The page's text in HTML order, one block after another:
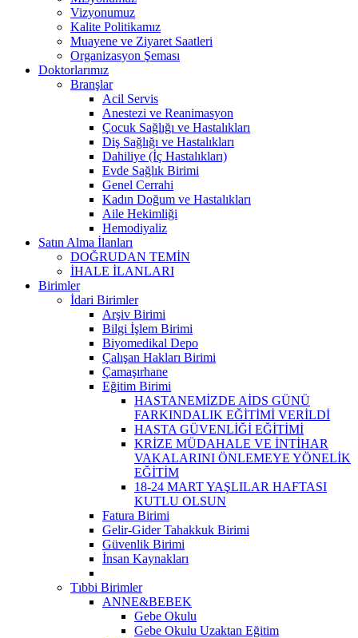
Vizyonumuz
Kalite Politikamız
Muayene ve Ziyaret Saatleri
Organizasyon Şeması
Doktorlarımız
Branşlar
Acil Servis
Anestezi ve Reanimasyon
Çocuk Sağlığı ve Hastalıkları
Diş Sağlığı ve Hastalıkları
Dahiliye (İç Hastalıkları)
Evde Sağlık Birimi
Genel Cerrahi
Kadın Doğum ve Hastalıkları
Aile Hekimliği
Hemodiyaliz
Satın Alma İlanları
DOĞRUDAN TEMİN
İHALE İLANLARI
Birimler
İdari Birimler
Arşiv Birimi
Bilgi İşlem Birimi
Biyomedikal Depo
Çalışan Hakları Birimi
Çamaşırhane
Eğitim Birimi
HASTANEMİZDE AİDS GÜNÜ
FARKINDALIK EĞİTİMİ VERİLDİ
HASTA GÜVENLİĞİ EĞİTİMİ
KRİZE MÜDAHALE VE İNTİHAR
VAKALARINI ÖNLEMEYE YÖNELİK
EĞİTİM
18-24 MART YAŞLILAR HAFTASI
KUTLU OLSUN
Fatura Birimi
Gelir-Gider Tahakkuk Birimi
Güvenlik Birimi
İnsan Kaynakları
Tıbbi Birimler
ANNE&BEBEK
Gebe Okulu
Gebe Okulu Uzaktan Eğitim